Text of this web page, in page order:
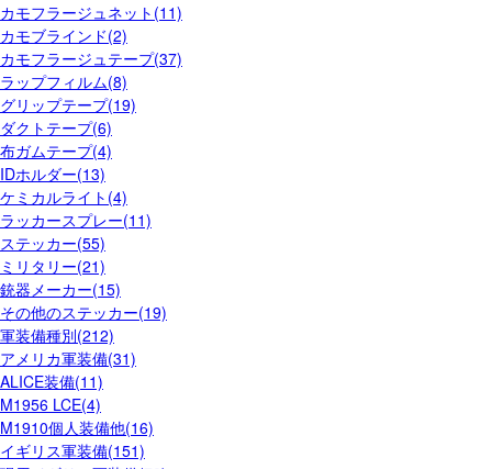
カモフラージュネット(11)
カモブラインド(2)
カモフラージュテープ(37)
ラップフィルム(8)
グリップテープ(19)
ダクトテープ(6)
布ガムテープ(4)
IDホルダー(13)
ケミカルライト(4)
ラッカースプレー(11)
ステッカー(55)
ミリタリー(21)
銃器メーカー(15)
その他のステッカー(19)
軍装備種別(212)
アメリカ軍装備(31)
ALICE装備(11)
M1956 LCE(4)
M1910個人装備他(16)
イギリス軍装備(151)